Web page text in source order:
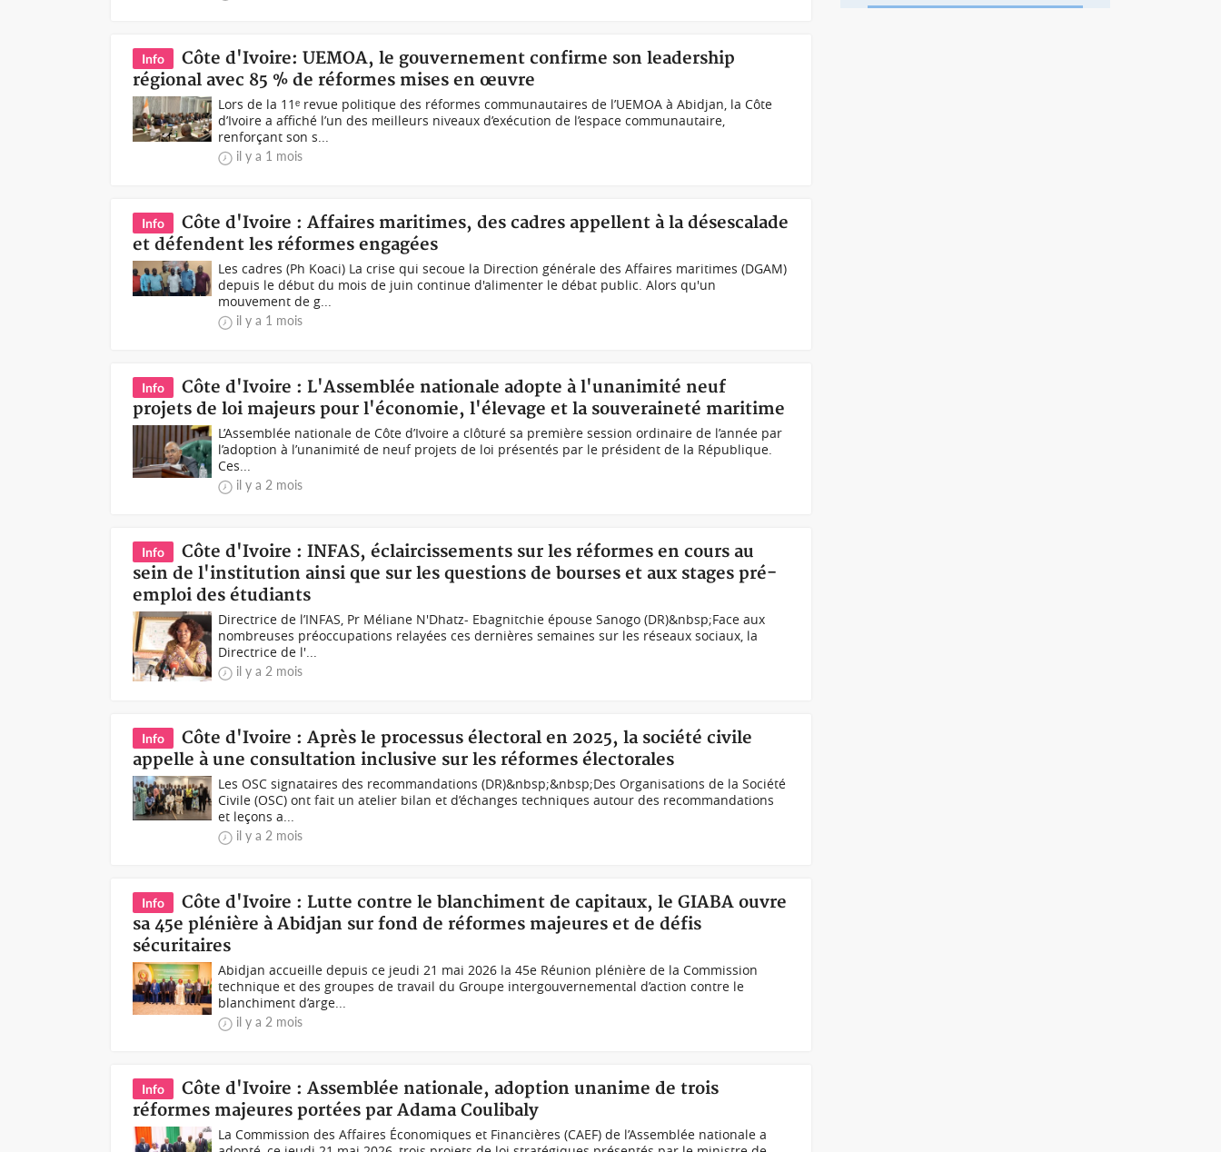
Info
Côte d'Ivoire: UEMOA, le gouvernement confirme son leadership
régional avec 85 % de réformes mises en œuvre
Lors de la 11ᵉ revue politique des réformes communautaires de l’UEMOA à Abidjan, la Côte
d’Ivoire a affiché l’un des meilleurs niveaux d’exécution de l’espace communautaire,
renforçant son s...
il y a 1 mois
Info
Côte d'Ivoire : Affaires maritimes, des cadres appellent à la désescalade
et défendent les réformes engagées
Les cadres (Ph Koaci) La crise qui secoue la Direction générale des Affaires maritimes (DGAM)
depuis le début du mois de juin continue d'alimenter le débat public. Alors qu'un
mouvement de g...
il y a 1 mois
Info
Côte d'Ivoire : L'Assemblée nationale adopte à l'unanimité neuf
projets de loi majeurs pour l'économie, l'élevage et la souveraineté maritime
L’Assemblée nationale de Côte d’Ivoire a clôturé sa première session ordinaire de l’année par
l’adoption à l’unanimité de neuf projets de loi présentés par le président de la République.
Ces...
il y a 2 mois
Info
Côte d'Ivoire : INFAS, éclaircissements sur les réformes en cours au
sein de l'institution ainsi que sur les questions de bourses et aux stages pré-
emploi des étudiants
Directrice de l’INFAS, Pr Méliane N'Dhatz- Ebagnitchie épouse Sanogo (DR)&nbsp;Face aux
nombreuses préoccupations relayées ces dernières semaines sur les réseaux sociaux, la
Directrice de l'...
il y a 2 mois
Info
Côte d'Ivoire : Après le processus électoral en 2025, la société civile
appelle à une consultation inclusive sur les réformes électorales
Les OSC signataires des recommandations (DR)&nbsp;&nbsp;Des Organisations de la Société
Civile (OSC) ont fait un atelier bilan et d’échanges techniques autour des recommandations
et leçons a...
il y a 2 mois
Info
Côte d'Ivoire : Lutte contre le blanchiment de capitaux, le GIABA ouvre
sa 45e plénière à Abidjan sur fond de réformes majeures et de défis
sécuritaires
Abidjan accueille depuis ce jeudi 21 mai 2026 la 45e Réunion plénière de la Commission
technique et des groupes de travail du Groupe intergouvernemental d’action contre le
blanchiment d’arge...
il y a 2 mois
Info
Côte d'Ivoire : Assemblée nationale, adoption unanime de trois
réformes majeures portées par Adama Coulibaly
La Commission des Affaires Économiques et Financières (CAEF) de l’Assemblée nationale a